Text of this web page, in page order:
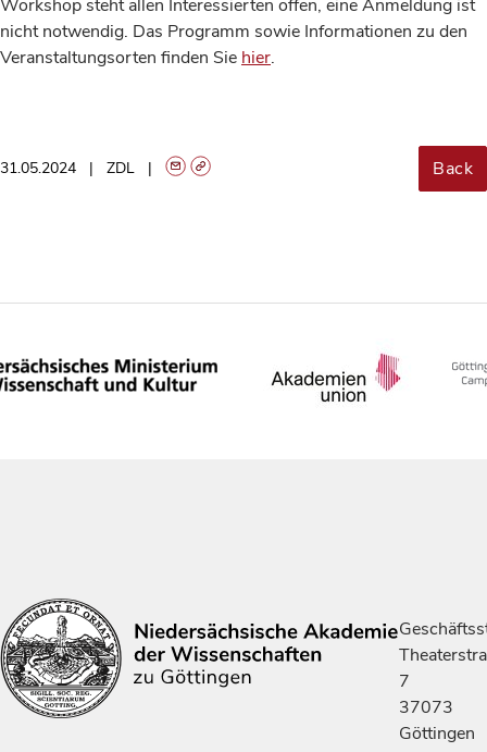
Workshop steht allen Interessierten offen, eine Anmeldung ist
nicht notwendig. Das Programm sowie Informationen zu den
Veranstaltungsorten finden Sie hier.
31.05.2024 ZDL Back
7
37073
Göttingen